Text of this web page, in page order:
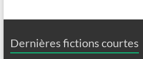
Dernières fictions courtes